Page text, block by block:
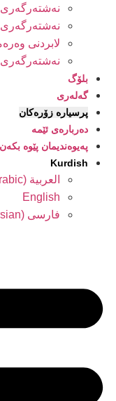
نەشتەرگەری
نەشتەرگەری
لابردنی
بلۆگ
گەلەری
پرسیارە زۆرەکان
دەربارەی ئێمە
پەیوەندیمان پێوە بکەن
Kurdish
العربية(
English
فارسی (